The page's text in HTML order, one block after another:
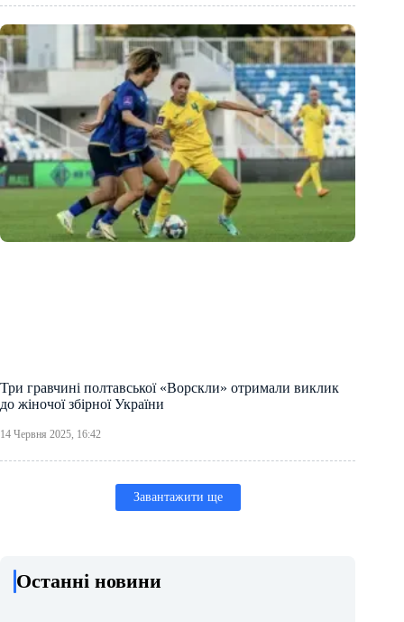
Три гравчині полтавської «Ворскли» отримали виклик
до жіночої збірної України
14 Червня 2025, 16:42
Завантажити ще
Останні новини